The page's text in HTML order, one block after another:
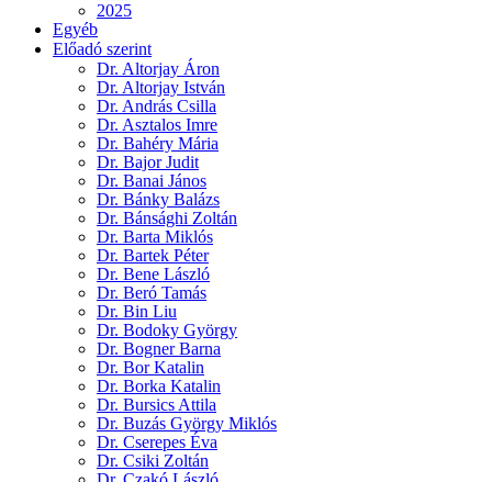
2025
Egyéb
Előadó szerint
Dr. Altorjay Áron
Dr. Altorjay István
Dr. András Csilla
Dr. Asztalos Imre
Dr. Bahéry Mária
Dr. Bajor Judit
Dr. Banai János
Dr. Bánky Balázs
Dr. Bánsághi Zoltán
Dr. Barta Miklós
Dr. Bartek Péter
Dr. Bene László
Dr. Beró Tamás
Dr. Bin Liu
Dr. Bodoky György
Dr. Bogner Barna
Dr. Bor Katalin
Dr. Borka Katalin
Dr. Bursics Attila
Dr. Buzás György Miklós
Dr. Cserepes Éva
Dr. Csiki Zoltán